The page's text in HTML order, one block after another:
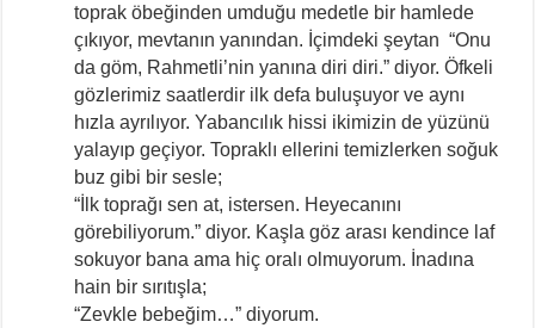
toprak öbeğinden umduğu medetle bir hamlede
çıkıyor, mevtanın yanından. İçimdeki şeytan “Onu
da göm, Rahmetli’nin yanına diri diri.” diyor. Öfkeli
gözlerimiz saatlerdir ilk defa buluşuyor ve aynı
hızla ayrılıyor. Yabancılık hissi ikimizin de yüzünü
yalayıp geçiyor. Topraklı ellerini temizlerken soğuk
buz gibi bir sesle;
“İlk toprağı sen at, istersen. Heyecanını
görebiliyorum.” diyor. Kaşla göz arası kendince laf
sokuyor bana ama hiç oralı olmuyorum. İnadına
hain bir sırıtışla;
“Zevkle bebeğim…” diyorum.